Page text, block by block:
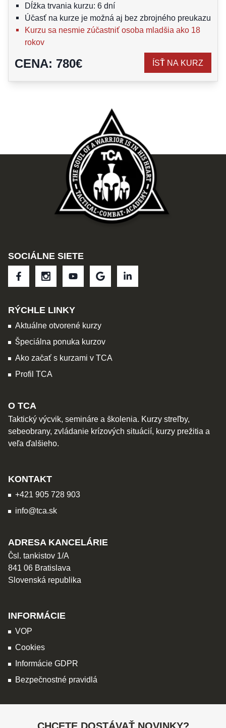
Dĺžka trvania kurzu: 6 dní
Účasť na kurze je možná aj bez zbrojného preukazu
Kurzu sa nesmie zúčastniť osoba mladšia ako 18
rokov
CENA: 780€ ÍSŤ NA KURZ
SOCIÁLNE SIETE
RÝCHLE LINKY
Aktuálne otvorené kurzy
Špeciálna ponuka kurzov
Ako začať s kurzami v TCA
Profil TCA
O TCA
Taktický výcvik, semináre a školenia. Kurzy streľby,
sebeobrany, zvládanie krízových situácií, kurzy prežitia a
veľa ďalšieho.
KONTAKT
+421 905 728 903
info@tca.sk
ADRESA KANCELÁRIE
Čsl. tankistov 1/A
841 06 Bratislava
Slovenská republika
INFORMÁCIE
VOP
Cookies
Informácie GDPR
Bezpečnostné pravidlá